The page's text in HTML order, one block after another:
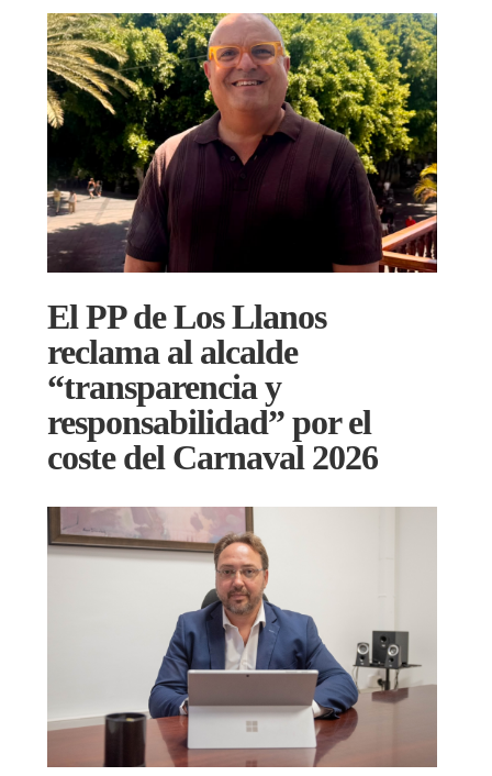
El PP de Los Llanos
reclama al alcalde
“transparencia y
responsabilidad” por el
coste del Carnaval 2026